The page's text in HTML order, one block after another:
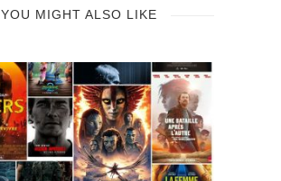
YOU MIGHT ALSO LIKE